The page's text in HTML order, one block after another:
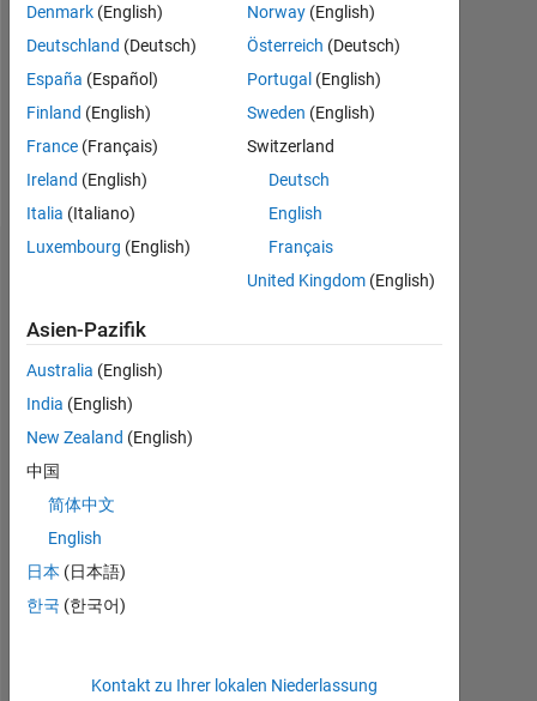
Nachricht
Professional
Acoustics,
noise
&
Mehr
anzeigen
Statistik
MATLAB Answers
BEITRÄGE
1
ZEITACHSE
Denmark (English)
Deutschland (Deutsch)
España (Español)
Finland (English)
France (Français)
Ireland (English)
Italia (Italiano)
Luxembourg (English)
Norway (English)
Österreich (Deutsch)
Portugal (English)
Sweden (English)
Switzerland
Deutsch
English
Français
United Kingdom (English)
Asien-Pazifik
Australia (English)
India (English)
New Zealand (English)
中国
简体中文
English
日本 (日本語)
한국 (한국어)
Kontakt zu Ihrer lokalen Niederlassung